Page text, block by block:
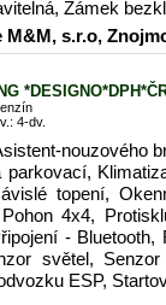
Zámek
s.r.o,
4-dv.
nouzového
topení,
4x4,
- Bluetooth,
světel,
ESP,